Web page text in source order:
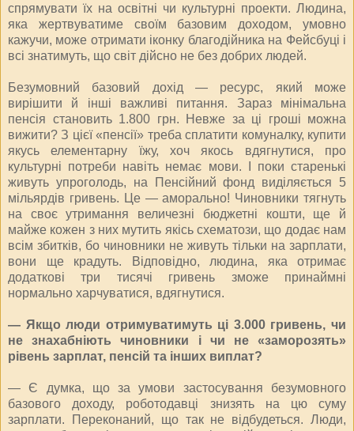
спрямувати їх на освітні чи культурні проекти. Людина,
яка жертвуватиме своїм базовим доходом, умовно
кажучи, може отримати іконку благодійника на Фейсбуці і
всі знатимуть, що світ дійсно не без добрих людей.
Безумовний базовий дохід — ресурс, який може
вирішити й інші важливі питання. Зараз мінімальна
пенсія становить 1.800 грн. Невже за ці гроші можна
вижити? З цієї «пенсії» треба сплатити комуналку, купити
якусь елементарну їжу, хоч якось вдягнутися, про
культурні потреби навіть немає мови. І поки старенькі
живуть упроголодь, на Пенсійний фонд виділяється 5
мільярдів гривень. Це — аморально! Чиновники тягнуть
на своє утримання величезні бюджетні кошти, ще й
майже кожен з них мутить якісь схематози, що додає нам
всім збитків, бо чиновники не живуть тільки на зарплати,
вони ще крадуть. Відповідно, людина, яка отримає
додаткові три тисячі гривень зможе принаймні
нормально харчуватися, вдягнутися.
— Якщо люди отримуватимуть ці 3.000 гривень, чи
не знахабніють чиновники і чи не «заморозять»
рівень зарплат, пенсій та інших виплат?
— Є думка, що за умови застосування безумовного
базового доходу, роботодавці знизять на цю суму
зарплати. Переконаний, що так не відбудеться. Люди,